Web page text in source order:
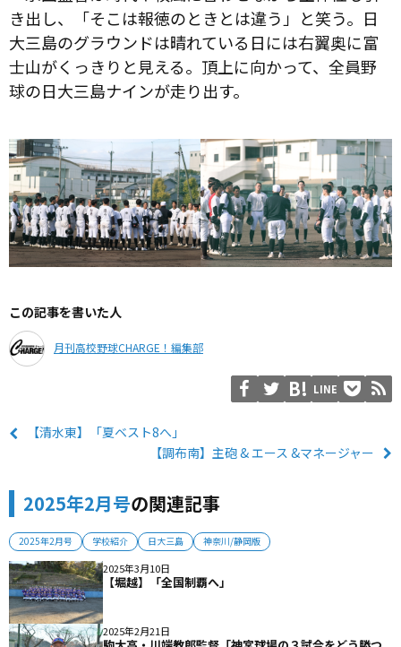
き出し、「そこは報徳のときとは違う」と笑う。日
大三島のグラウンドは晴れている日には右翼奥に富
士山がくっきりと見える。頂上に向かって、全員野
球の日大三島ナインが走り出す。
この記事を書いた人
月刊高校野球CHARGE！編集部
LINE
【清水東】「夏ベスト8へ」
【調布南】主砲 & エース &マネージャー
2025年2月号の関連記事
2025年2月号 学校紹介 日大三島 神奈川/静岡版
2025年3月10日
【堀越】「全国制覇へ」
2025年2月21日